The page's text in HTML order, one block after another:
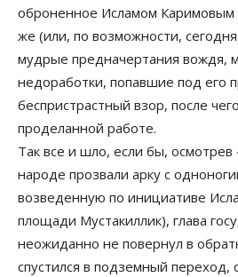
оброненное Исламом Каримовым
же (или, по возможности,
мудрые предначертания вождя,
недоработки, попавшие под его
беспристрастный взор, после
проделанной работе.
Так все и шло, если бы, осмотрев
народе прозвали арку с
возведенную по инициативе
площади Мустакиллик), глава
неожиданно не повернул в
спустился в подземный